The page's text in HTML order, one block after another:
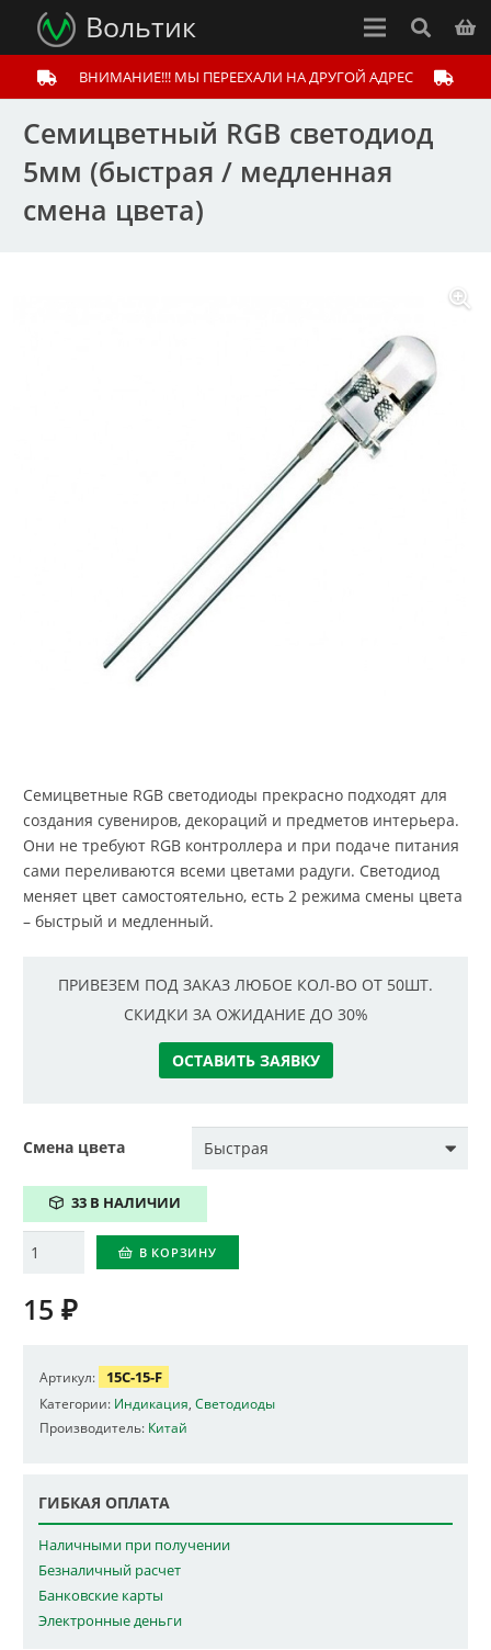
Вольтик
ВНИМАНИЕ!!! МЫ ПЕРЕЕХАЛИ НА ДРУГОЙ АДРЕС
Семицветный RGB светодиод
5мм (быстрая / медленная
смена цвета)
Семицветные RGB светодиоды прекрасно подходят для
создания сувениров, декораций и предметов интерьера.
Они не требуют RGB контроллера и при подаче питания
сами переливаются всеми цветами радуги. Светодиод
меняет цвет самостоятельно, есть 2 режима смены цвета
– быстрый и медленный.
ПРИВЕЗЕМ ПОД ЗАКАЗ ЛЮБОЕ КОЛ-ВО ОТ 50ШТ.
СКИДКИ ЗА ОЖИДАНИЕ ДО 30%
ОСТАВИТЬ ЗАЯВКУ
Смена цвета
33 В НАЛИЧИИ
Количество В КОРЗИНУ
15 ₽
Артикул: 15C-15-F
Категории: Индикация Светодиоды
Производитель: Китай
ГИБКАЯ ОПЛАТА
Наличными при получении
Безналичный расчет
Банковские карты
Электронные деньги